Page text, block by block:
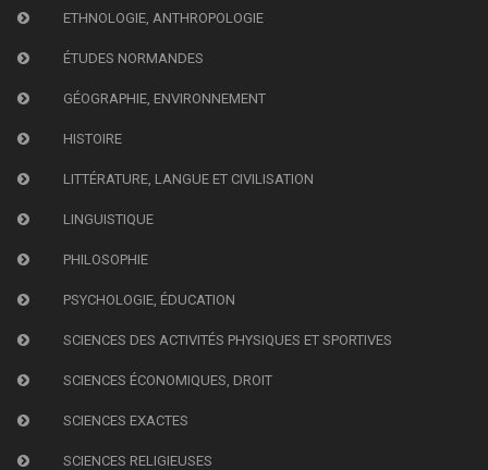
ETHNOLOGIE, ANTHROPOLOGIE
ÉTUDES NORMANDES
GÉOGRAPHIE, ENVIRONNEMENT
HISTOIRE
LITTÉRATURE, LANGUE ET CIVILISATION
LINGUISTIQUE
PHILOSOPHIE
PSYCHOLOGIE, ÉDUCATION
SCIENCES DES ACTIVITÉS PHYSIQUES ET SPORTIVES
SCIENCES ÉCONOMIQUES, DROIT
SCIENCES EXACTES
SCIENCES RELIGIEUSES